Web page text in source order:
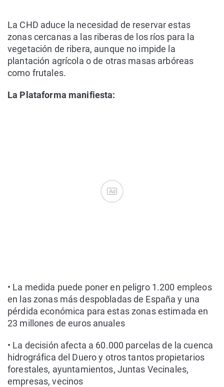
La CHD aduce la necesidad de reservar estas
zonas cercanas a las riberas de los ríos para la
vegetación de ribera, aunque no impide la
plantación agrícola o de otras masas arbóreas
como frutales.
La Plataforma manifiesta:
Ad
• La medida puede poner en peligro 1.200 empleos
en las zonas más despobladas de España y una
pérdida económica para estas zonas estimada en
23 millones de euros anuales
• La decisión afecta a 60.000 parcelas de la cuenca
hidrográfica del Duero y otros tantos propietarios
forestales, ayuntamientos, Juntas Vecinales,
empresas, vecinos